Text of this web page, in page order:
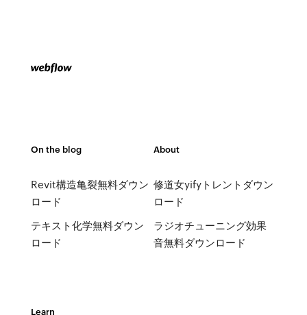
On the blog
Revit構造亀裂無料ダウン
ロード
テキスト化学無料ダウン
ロード
About
修道女yifyトレントダウン
ロード
ラジオチューニング効果
音無料ダウンロード
Learn